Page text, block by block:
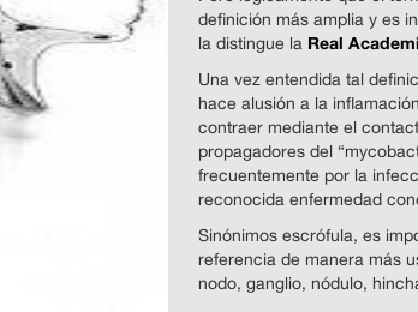
definición más amplia y es
la distingue la Real
Una vez entendida tal
hace alusión a la
contraer mediante el
propagadores del
frecuentemente por la
reconocida enfermedad
Sinónimos escrófula, es
referencia de manera más
nodo, ganglio, nódulo,